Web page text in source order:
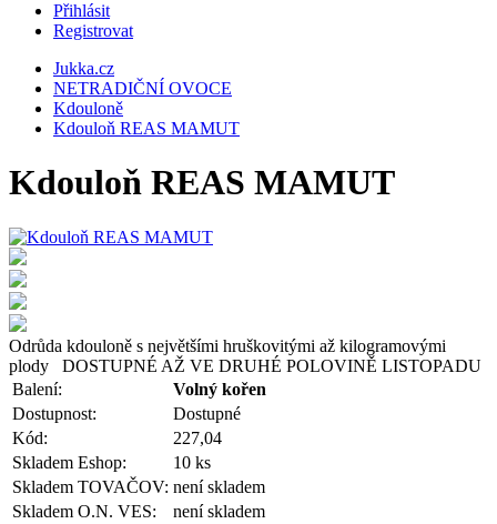
Přihlásit
Registrovat
Jukka.cz
NETRADIČNÍ OVOCE
Kdouloně
Kdouloň REAS MAMUT
Kdouloň REAS MAMUT
Odrůda kdouloně s největšími hruškovitými až kilogramovými
plody DOSTUPNÉ AŽ VE DRUHÉ POLOVINĚ LISTOPADU
Balení:
Volný kořen
Dostupnost:
Dostupné
Kód:
227,04
Skladem Eshop:
10 ks
Skladem TOVAČOV: není skladem
Skladem O.N. VES:
není skladem